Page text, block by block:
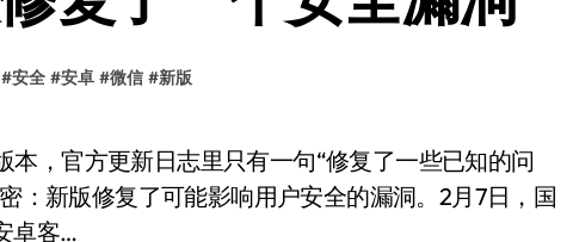
#安全 #安卓 #微信 #新版
：新版修复了可能影响用户安全的漏洞。2月7日，国
卓客…